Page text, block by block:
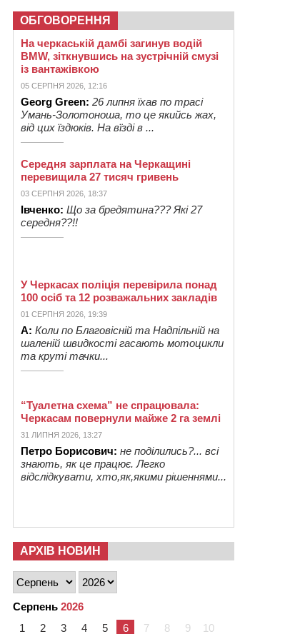
ОБГОВОРЕННЯ
На черкаській дамбі загинув водій
BMW, зіткнувшись на зустрічній смузі
із вантажівкою
05 СЕРПНЯ 2026, 12:16
Georg Green: 26 липня їхав по трасі
Умань-Золотоноша, то це якийсь жах,
від цих їздюків. На вїзді в ...
Середня зарплата на Черкащині
перевищила 27 тисяч гривень
03 СЕРПНЯ 2026, 18:37
Івченко: Що за бредятина??? Які 27
середня??!!
У Черкасах поліція перевірила понад
100 осіб та 12 розважальних закладів
01 СЕРПНЯ 2026, 19:39
А: Коли по Благовісній та Надпільній на
шаленій швидкості гасають мотоцикли
та круті тачки...
“Туалетна схема” не спрацювала:
Черкасам повернули майже 2 га землі
31 ЛИПНЯ 2026, 13:27
Петро Борисович: не поділились?... всі
знають, як це працює. Легко
відслідкувати, хто,як,якими рішеннями...
АРХІВ НОВИН
Серпень 2026
1
2 3 4 5 6 7 8 9 10